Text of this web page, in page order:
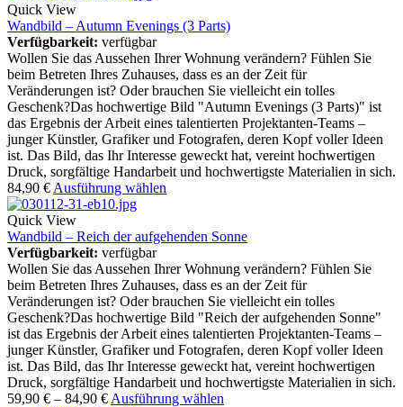
Quick View
Wandbild – Autumn Evenings (3 Parts)
Verfügbarkeit: verfügbar
Wollen Sie das Aussehen Ihrer Wohnung verändern? Fühlen Sie
beim Betreten Ihres Zuhauses, dass es an der Zeit für
Veränderungen ist? Oder brauchen Sie vielleicht ein tolles
Geschenk?Das hochwertige Bild "Autumn Evenings (3 Parts)" ist
das Ergebnis der Arbeit eines talentierten Projektanten-Teams –
junger Künstler, Grafiker und Fotografen, deren Kopf voller Ideen
ist. Das Bild, das Ihr Interesse geweckt hat, vereint hochwertigen
Druck, sorgfältige Handarbeit und hochwertigste Materialien in sich.
84,90 € Ausführung wählen
Quick View
Wandbild – Reich der aufgehenden Sonne
Verfügbarkeit: verfügbar
Wollen Sie das Aussehen Ihrer Wohnung verändern? Fühlen Sie
beim Betreten Ihres Zuhauses, dass es an der Zeit für
Veränderungen ist? Oder brauchen Sie vielleicht ein tolles
Geschenk?Das hochwertige Bild "Reich der aufgehenden Sonne"
ist das Ergebnis der Arbeit eines talentierten Projektanten-Teams –
junger Künstler, Grafiker und Fotografen, deren Kopf voller Ideen
ist. Das Bild, das Ihr Interesse geweckt hat, vereint hochwertigen
Druck, sorgfältige Handarbeit und hochwertigste Materialien in sich.
59,90 € – 84,90 € Ausführung wählen